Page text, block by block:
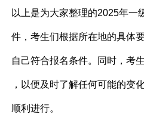
以上是为大家整理的2025年一
件，考生们根据所在地的具体
自己符合报名条件。同时，考
，以便及时了解任何可能的变
顺利进行。